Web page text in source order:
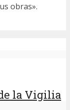
obras».
la Vigilia